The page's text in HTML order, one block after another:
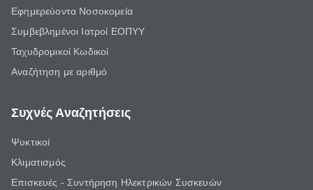
Εφημερεύοντα Νοσοκομεία
Συμβεβλημένοι Ιατροί ΕΟΠΥΥ
Ταχυδρομικοί Κωδικοί
Αναζήτηση με αριθμό
Συχνές Αναζητήσεις
Ψυκτικοί
Κλιματισμός
Επισκευές - Συντήρηση Ηλεκτρικών Συσκευών